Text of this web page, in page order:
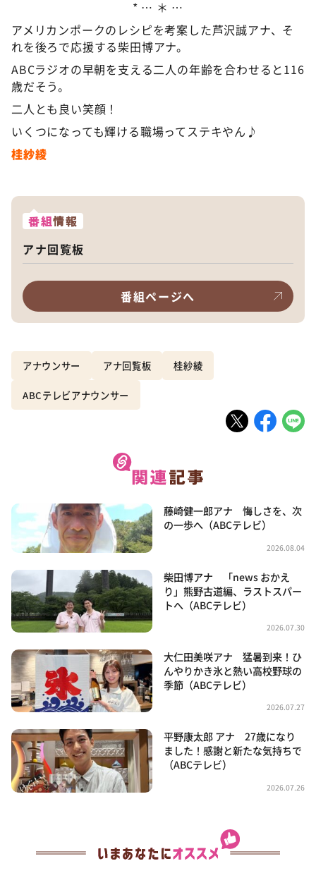
* … ＊ …
アメリカンポークのレシピを考案した芦沢誠アナ、そ
れを後ろで応援する柴田博アナ。
ABCラジオの早朝を支える二人の年齢を合わせると116
歳だそう。
二人とも良い笑顔！
いくつになっても輝ける職場ってステキやん♪
桂紗綾
番組情報
アナ回覧板
番組ページへ
アナウンサー アナ回覧板 桂紗綾
ABCテレビアナウンサー
藤崎健一郎アナ 悔しさを、次
の一歩へ（ABCテレビ）
2026.08.04
柴田博アナ 「news おかえ
り」熊野古道編、ラストスパー
トへ（ABCテレビ）
2026.07.30
大仁田美咲アナ 猛暑到来！ひ
んやりかき氷と熱い高校野球の
季節（ABCテレビ）
2026.07.27
平野康太郎 アナ 27歳になり
ました！感謝と新たな気持ちで
（ABCテレビ）
2026.07.26